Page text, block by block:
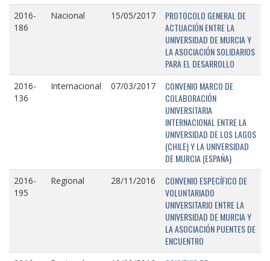
2016-
186
Nacional 15/05/2017
PROTOCOLO GENERAL DE
ACTUACIÓN ENTRE LA
UNIVERSIDAD DE MURCIA Y
LA ASOCIACIÓN SOLIDARIOS
PARA EL DESARROLLO
2016-
136
Internacional 07/03/2017
CONVENIO MARCO DE
COLABORACIÓN
UNIVERSITARIA
INTERNACIONAL ENTRE LA
UNIVERSIDAD DE LOS LAGOS
(CHILE) Y LA UNIVERSIDAD
DE MURCIA (ESPAÑA)
2016-
195
Regional 28/11/2016
CONVENIO ESPECÍFICO DE
VOLUNTARIADO
UNIVERSITARIO ENTRE LA
UNIVERSIDAD DE MURCIA Y
LA ASOCIACIÓN PUENTES DE
ENCUENTRO